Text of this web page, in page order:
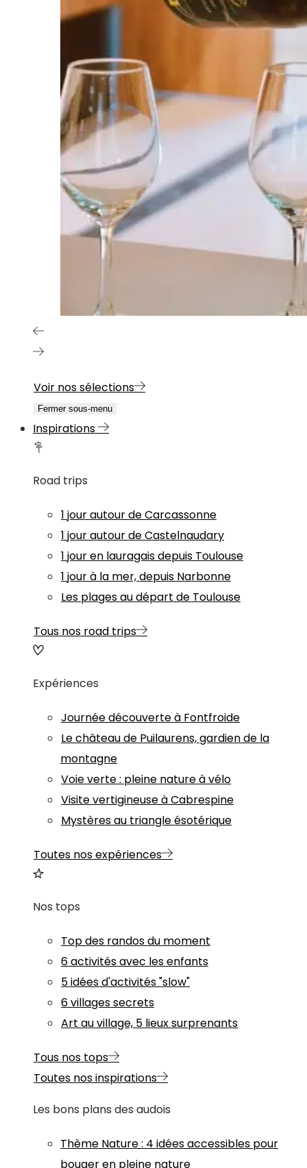
Voir nos sélections
Fermer sous-menu
Inspirations
Road trips
1 jour autour de Carcassonne
1 jour autour de Castelnaudary
1 jour en lauragais depuis Toulouse
1 jour à la mer, depuis Narbonne
Les plages au départ de Toulouse
Tous nos road trips
Expériences
Journée découverte à Fontfroide
Le château de Puilaurens, gardien de la
montagne
Voie verte : pleine nature à vélo
Visite vertigineuse à Cabrespine
Mystères au triangle ésotérique
Toutes nos expériences
Nos tops
Top des randos du moment
6 activités avec les enfants
5 idées d'activités "slow"
6 villages secrets
Art au village, 5 lieux surprenants
Tous nos tops
Toutes nos inspirations
Les bons plans des audois
Thème Nature: 4 idées accessibles pour
bouger en pleine nature